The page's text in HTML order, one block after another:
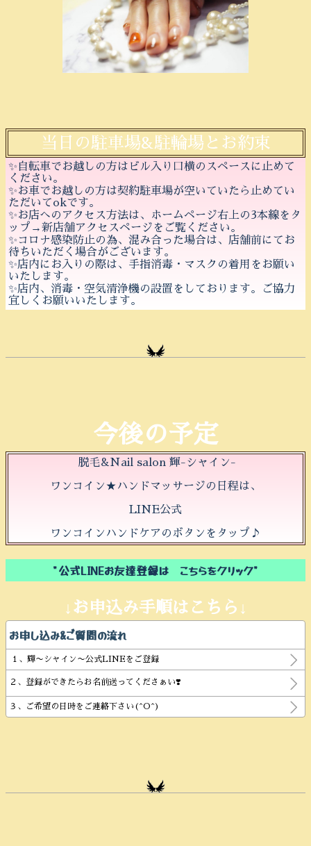
当日の駐車場&駐輪場とお約束
✨自転車でお越しの方はビル入り口横のスペースに止めて
ください。
✨お車でお越しの方は契約駐車場が空いていたら止めてい
ただいてokです。
✨お店へのアクセス方法は、ホームページ右上の3本線をタ
ップ→新店舗アクセスページをご覧ください。
✨コロナ感染防止の為、混み合った場合は、店舗前にてお
待ちいただく場合がございます。
✨店内にお入りの際は、手指消毒・マスクの着用をお願い
いたします。
✨店内、消毒・空気清浄機の設置をしております。ご協力
宜しくお願いいたします。
今後の予定
脱毛&Nail salon 輝-シャイン-
ワンコイン★ハンドマッサージの日程は、
LINE公式
ワンコインハンドケアのボタンをタップ♪
"公式LINEお友達登録は こちらをクリック"
↓お申込み手順はこちら↓
お申し込み&ご質問の流れ
１、輝〜シャイン〜公式LINEをご登録
２、登録ができたらお名前送ってくださぁい❣️
３、ご希望の日時をご連絡下さい(^O^)